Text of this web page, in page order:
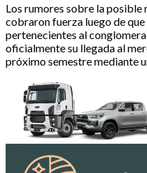
Los rumores sobre la posible
cobraron fuerza luego de
pertenecientes al
oficialmente su llegada al
próximo semestre mediante